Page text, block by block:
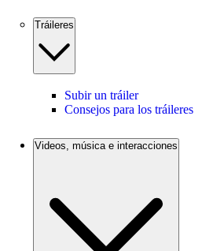
Tráileres
Subir un tráiler
Consejos para los tráileres
Videos, música e interacciones